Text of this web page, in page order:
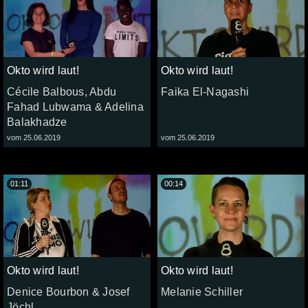
Okto wird laut!
Cécile Balbous, Abdu
Fahad Lubwama & Adelina
Balakhadze
vom 25.06.2019
Okto wird laut!
Faika El-Nagashi
vom 25.06.2019
Okto wird laut!
Denice Bourbon & Josef
01:11
Okto wird laut!
Melanie Schiller
00:14